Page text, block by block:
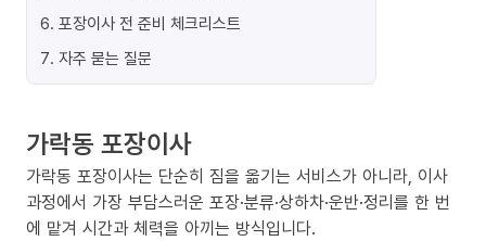
6. 포장이사 전 준비 체크리스트
7. 자주 묻는 질문
가락동 포장이사
가락동 포장이사는 단순히 짐을 옮기는 서비스가 아니라, 이사
과정에서 가장 부담스러운 포장·분류·상하차·운반·정리를 한 번
에 맡겨 시간과 체력을 아끼는 방식입니다.